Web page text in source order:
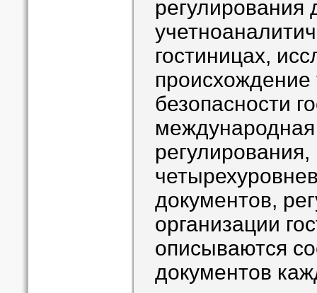
регулирования
гостиницах,
происхождение
безопасности
международная
регулирования,
документов,
организации
описываются
документов